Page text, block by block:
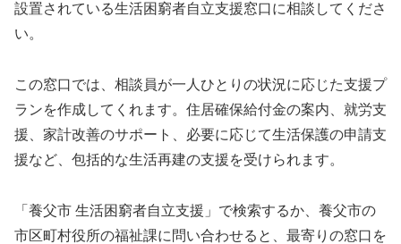
設置されている生活困窮者自立支援窓口に相談してくださ
い。
この窓口では、相談員が一人ひとりの状況に応じた支援プ
ランを作成してくれます。住居確保給付金の案内、就労支
援、家計改善のサポート、必要に応じて生活保護の申請支
援など、包括的な生活再建の支援を受けられます。
「養父市 生活困窮者自立支援」で検索するか、養父市の
市区町村役所の福祉課に問い合わせると、最寄りの窓口を